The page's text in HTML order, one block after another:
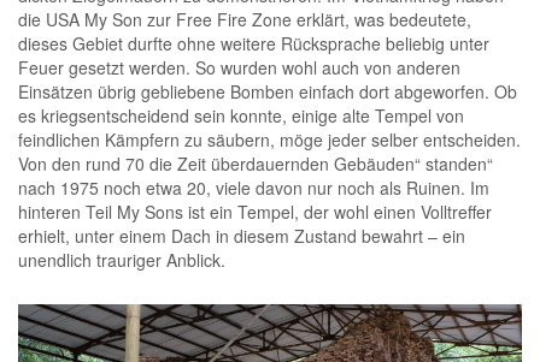
die USA My Son zur Free Fire Zone erklärt, was bedeutete,
dieses Gebiet durfte ohne weitere Rücksprache beliebig unter
Feuer gesetzt werden. So wurden wohl auch von anderen
Einsätzen übrig gebliebene Bomben einfach dort abgeworfen. Ob
es kriegsentscheidend sein konnte, einige alte Tempel von
feindlichen Kämpfern zu säubern, möge jeder selber entscheiden.
Von den rund 70 die Zeit überdauernden Gebäuden“ standen“
nach 1975 noch etwa 20, viele davon nur noch als Ruinen. Im
hinteren Teil My Sons ist ein Tempel, der wohl einen Volltreffer
erhielt, unter einem Dach in diesem Zustand bewahrt – ein
unendlich trauriger Anblick.